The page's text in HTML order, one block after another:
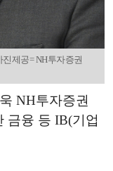
제공= NH투자증권
NH투자증권
금융 등 IB(기업